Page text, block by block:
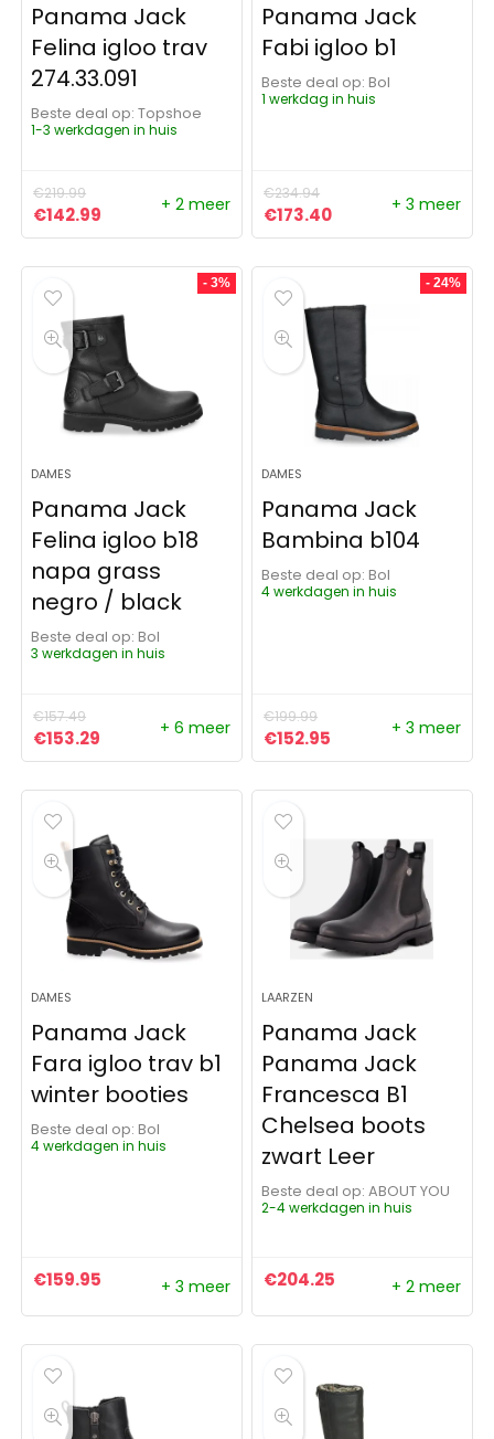
Panama Jack
Felina igloo trav
274.33.091
Beste deal op:
Topshoe
1-3 werkdagen in huis
€219.99
Oorspronkelijke prijs was: €219.99.
€142.99 Huidige prijs is: €142.99.
+ 2 meer
Panama Jack
Fabi igloo b1
Beste deal op:
Bol
1 werkdag in huis
€234.94
Oorspronkelijke prijs
€173.40Huidige prijs is:
+ 3 meer
- 3%
DAMES
Panama Jack
Felina igloo b18
napa grass
negro / black
Beste deal op:
Bol
3 werkdagen in huis
€157.49
Oorspronkelijke prijs was: €157.49.
€153.29 Huidige prijs is: €153.29.
+ 6 meer
- 24%
DAMES
Panama Jack
Bambina b104
Beste deal op:
Bol
4 werkdagen in huis
€199.99
Oorspronkelijke prijs was:
€152.95 Huidige prijs is:
+ 3 meer
DAMES
Panama Jack
Fara igloo trav b1
winter booties
Beste deal op:
Bol
4 werkdagen in huis
€159.95 + 3 meer
LAARZEN
Panama Jack
Panama Jack
Francesca B1
Chelsea boots
zwart Leer
Beste deal op:
ABOUT YOU
2-4 werkdagen in huis
€204.25 + 2 meer